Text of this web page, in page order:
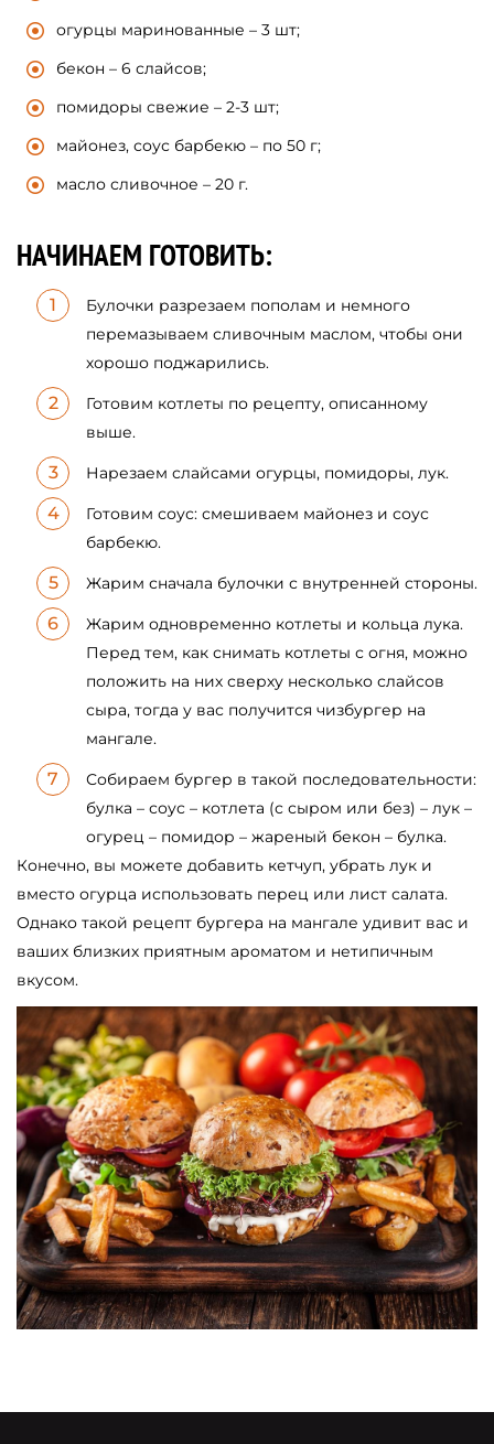
огурцы маринованные – 3 шт;
бекон – 6 слайсов;
помидоры свежие – 2-3 шт;
майонез, соус барбекю – по 50 г;
масло сливочное – 20 г.
НАЧИНАЕМ ГОТОВИТЬ:
Булочки разрезаем пополам и немного
перемазываем сливочным маслом, чтобы они
хорошо поджарились.
Готовим котлеты по рецепту, описанному
выше.
Нарезаем слайсами огурцы, помидоры, лук.
Готовим соус: смешиваем майонез и соус
барбекю.
Жарим сначала булочки с внутренней стороны.
Жарим одновременно котлеты и кольца лука.
Перед тем, как снимать котлеты с огня, можно
положить на них сверху несколько слайсов
сыра, тогда у вас получится чизбургер на
мангале.
Собираем бургер в такой последовательности:
булка – соус – котлета (с сыром или без) – лук –
огурец – помидор – жареный бекон – булка.
Конечно, вы можете добавить кетчуп, убрать лук и
вместо огурца использовать перец или лист салата.
Однако такой рецепт бургера на мангале удивит вас и
ваших близких приятным ароматом и нетипичным
вкусом.